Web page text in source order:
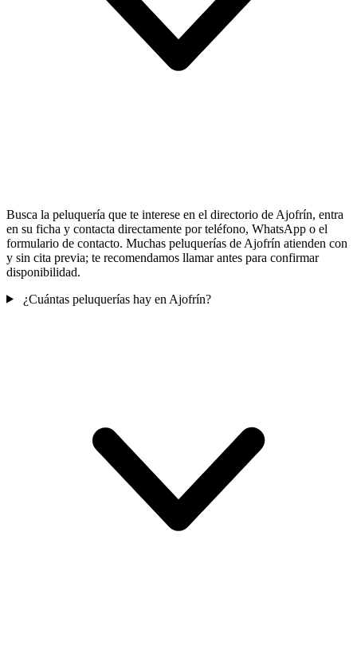
Busca la peluquería que te interese en el directorio de Ajofrín, entra
en su ficha y contacta directamente por teléfono, WhatsApp o el
formulario de contacto. Muchas peluquerías de Ajofrín atienden con
y sin cita previa; te recomendamos llamar antes para confirmar
disponibilidad.
¿Cuántas peluquerías hay en Ajofrín?